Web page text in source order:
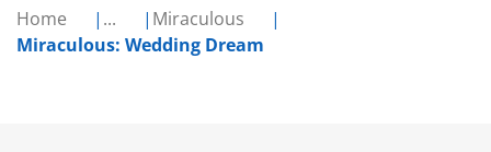
Home ...
Miraculous
Miraculous: Wedding Dream